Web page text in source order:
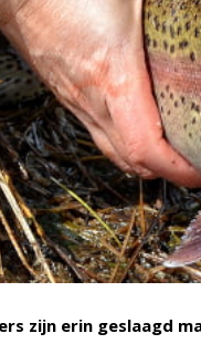
zijn erin geslaagd